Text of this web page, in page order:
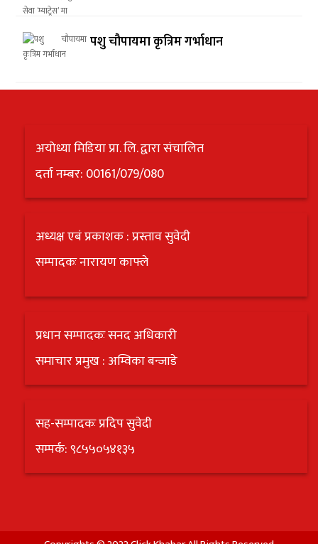
पशु चौपायमा कृत्रिम गर्भाधान
अयोध्या मिडिया प्रा. लि. द्वारा संचालित
दर्ता नम्बर: 00161/079/080
अध्यक्ष एबं प्रकाशक : प्रस्ताव सुवेदी
सम्पादकः नारायण काफ्ले
प्रधान सम्पादकः सनद अधिकारी
समाचार प्रमुख : अम्विका बन्जाडे
सह-सम्पादकः प्रदिप सुवेदी
सम्पर्क: ९८५५०५४१३५